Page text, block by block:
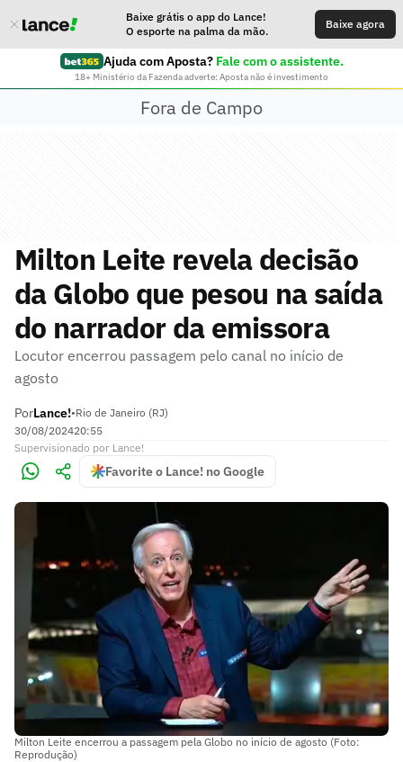
Baixe grátis o app do Lance!
O esporte na palma da mão.
Baixe agora
Ajuda com Aposta? Fale com o assistente.
18+ Ministério da Fazenda adverte: Aposta não é investimento
Fora de Campo
Milton Leite revela decisão
da Globo que pesou na saída
do narrador da emissora
Locutor encerrou passagem pelo canal no início de
agosto
PorLance!•Rio de Janeiro (RJ)
30/08/202420:55
Supervisionado por Lance!
Favorite o Lance! no Google
Milton Leite encerrou a passagem pela Globo no início de agosto (Foto:
Reprodução)